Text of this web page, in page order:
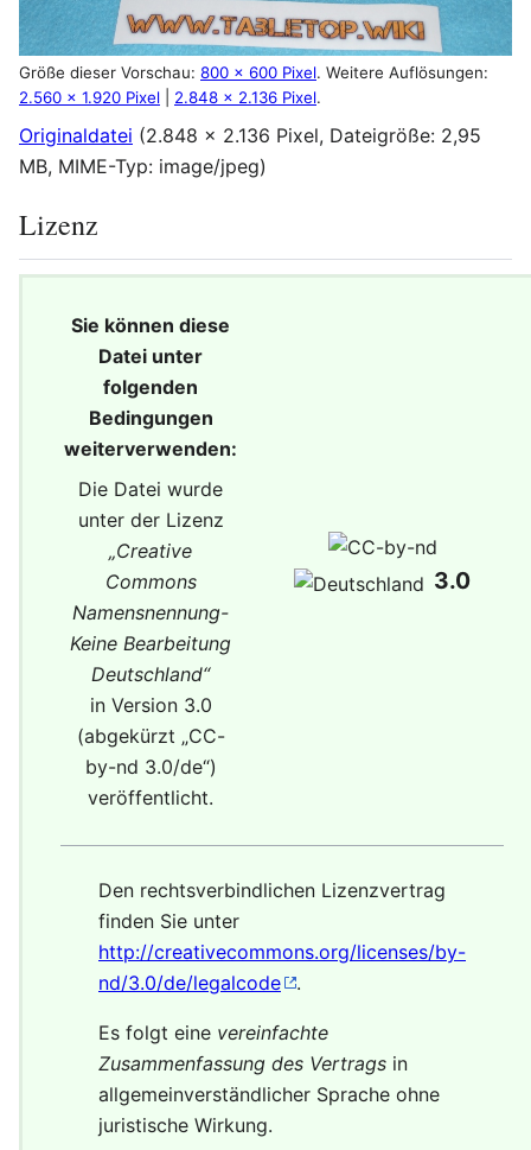
Größe dieser Vorschau: 800 × 600 Pixel. Weitere Auflösungen:
2.560 × 1.920 Pixel
2.848 × 2.136 Pixel.
Originaldatei (2.848 × 2.136 Pixel, Dateigröße: 2,95
MB, MIME-Typ: image/jpeg)
Lizenz
Sie können diese
Datei unter
folgenden
Bedingungen
weiterverwenden:
Die Datei wurde
unter der Lizenz
„Creative
Commons
Namensnennung-
Keine Bearbeitung
Deutschland“
in Version 3.0
(abgekürzt „CC-
by-nd 3.0/de“)
veröffentlicht.
3.0
Den rechtsverbindlichen Lizenzvertrag
finden Sie unter
http://creativecommons.org/licenses/by-
nd/3.0/de/legalcode
.
Es folgt eine vereinfachte
Zusammenfassung des Vertrags in
allgemeinverständlicher Sprache ohne
juristische Wirkung.